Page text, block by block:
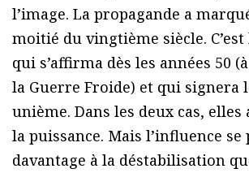
l’image. La propagande a
moitié du vingtième siècle. C’est
qui s’affirma dès les années 50
la Guerre Froide) et qui signera
unième. Dans les deux cas, elles
la puissance. Mais l’influence se
davantage à la déstabilisation